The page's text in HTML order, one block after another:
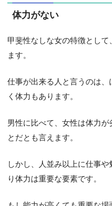
体力がない
甲斐性なしな女の特徴とし
ます。
仕事が出来る人と言うのは
く体力もあります。
男性に比べて、女性は体力
とだとも言えます。
しかし、人並み以上に仕事
り体力は重要な要素です。